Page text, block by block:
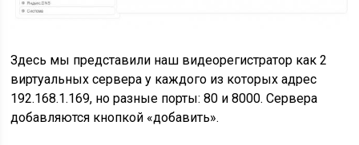
Здесь мы представили наш видеорегистратор как 2
виртуальных сервера у каждого из которых адрес
192.168.1.169, но разные порты: 80 и 8000. Сервера
добавляются кнопкой «добавить».